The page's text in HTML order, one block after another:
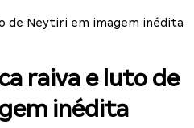
de Neytiri em imagem inédita
raiva e luto de
inédita